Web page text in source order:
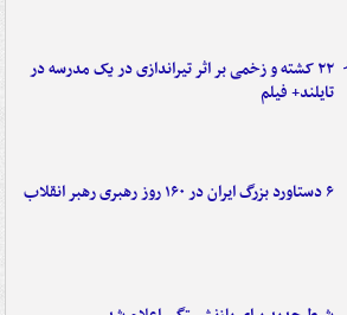
۲۲ کشته و زخمی بر اثر تیراندازی در یک مدرسه در
تایلند+ فیلم
۶ دستاورد بزرگ ایران در ۱۶۰ روز رهبری رهبر انقلاب